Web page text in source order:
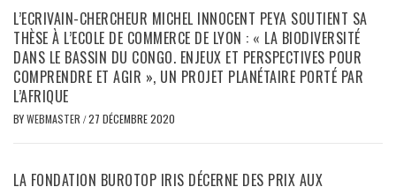
L’ECRIVAIN-CHERCHEUR MICHEL INNOCENT PEYA SOUTIENT SA
THÈSE À L’ECOLE DE COMMERCE DE LYON : « LA BIODIVERSITÉ
DANS LE BASSIN DU CONGO. ENJEUX ET PERSPECTIVES POUR
COMPRENDRE ET AGIR », UN PROJET PLANÉTAIRE PORTÉ PAR
L’AFRIQUE
BYWEBMASTER /27 DÉCEMBRE 2020
LA FONDATION BUROTOP IRIS DÉCERNE DES PRIX AUX